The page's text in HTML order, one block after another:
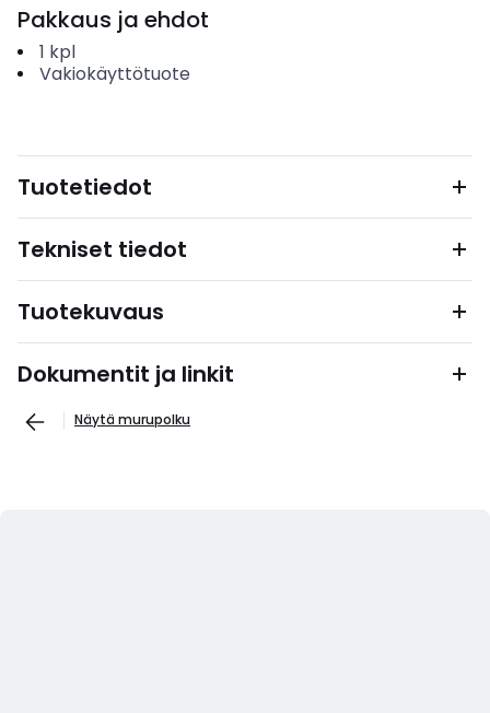
Pakkaus ja ehdot
1 kpl
Vakiokäyttötuote
Tuotetiedot
Tekniset tiedot
Tuotekuvaus
Dokumentit ja linkit
Näytä murupolku